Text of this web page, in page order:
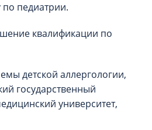
педиатрии.
квалификации по
детской аллергологии,
государственный
университет,